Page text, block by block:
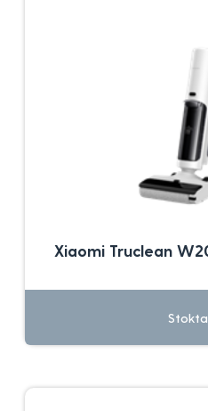
Xiaomi Truclean
Stokta